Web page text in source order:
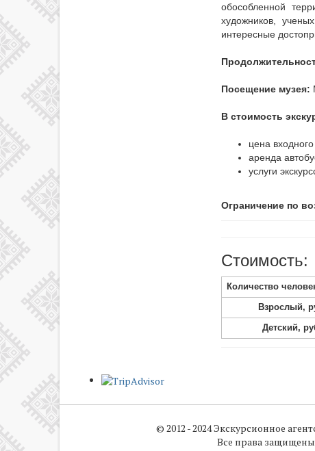
Экспериментарий
обособленной
художников,
интересные
Посещение музея:
В стоимость
цена
аренда
услуги
Ограничение по
Стоимость:
Количество
Взрослый,
Детский,
© 2012 - 2024 Экскурсионное
Все права